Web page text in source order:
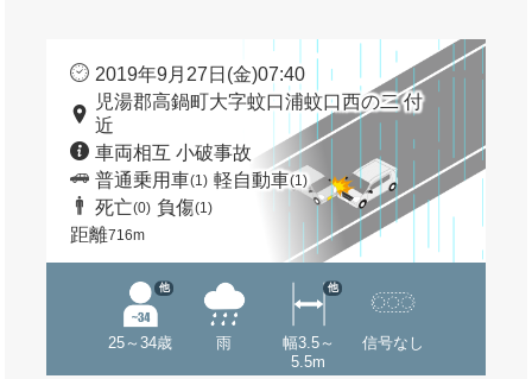
2019年9月27日(金)07:40
児湯郡高鍋町大字蚊口浦蚊口西の二 付
近
車両相互 小破事故
普通乗用車(1) 軽自動車(1)
死亡(0) 負傷(1)
距離716m
25～34歳
他
雨
幅3.5～
5.5m
他
信号なし